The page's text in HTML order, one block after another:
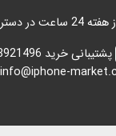
پشتیبانی خرید 09128921496 - 02144846502
info@iphone-